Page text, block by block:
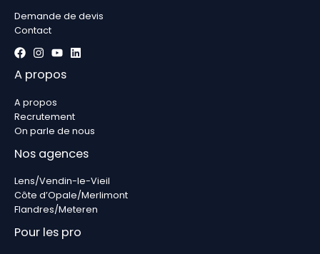
Demande de devis
Contact
A propos
A propos
Recrutement
On parle de nous
Nos agences
Lens/Vendin-le-Vieil
Côte d’Opale/Merlimont
Flandres/Meteren
Pour les pro